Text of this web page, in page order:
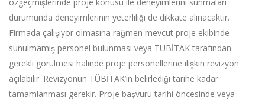
durumunda deneyimlerinin yeterliliği de dikkate alınacaktır.
Firmada çalışıyor olmasına rağmen mevcut proje ekibinde
sunulmamış personel bulunması veya TÜBİTAK tarafından
gerekli görülmesi halinde proje personellerine ilişkin revizyon
açılabilir. Revizyonun TÜBİTAK’ın belirlediği tarihe kadar
tamamlanması gerekir. Proje başvuru tarihi öncesinde veya